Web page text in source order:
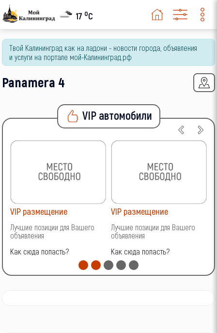
17 oC
Твой Калининград как на ладони - новости города, объявления
и услуги на портале мой-Калининград.рф
Panamera 4
VIP автомобили
VIP размещение
Лучшие позиции для Вашего
объявления
Как сюда попасть?
VIP размещение
Лучшие позиции для Вашего
объявления
Как сюда попасть?